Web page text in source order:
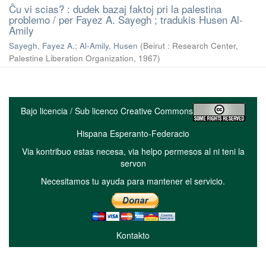
Ĉu vi scias? : dudek bazaj faktoj pri la palestina
problemo / per Fayez A. Sayegh ; tradukis Husen Al-
Amily
Sayegh, Fayez A.; Al-Amily, Husen (Beirut : Research Center,
Palestine Liberation Organization, 1967)
Bajo licencia / Sub licenco Creative Commons
Hispana Esperanto-Federacio
Via kontribuo estas necesa, via helpo permesos al ni teni la
servon
Necesitamos tu ayuda para mantener el servicio.
Kontakto